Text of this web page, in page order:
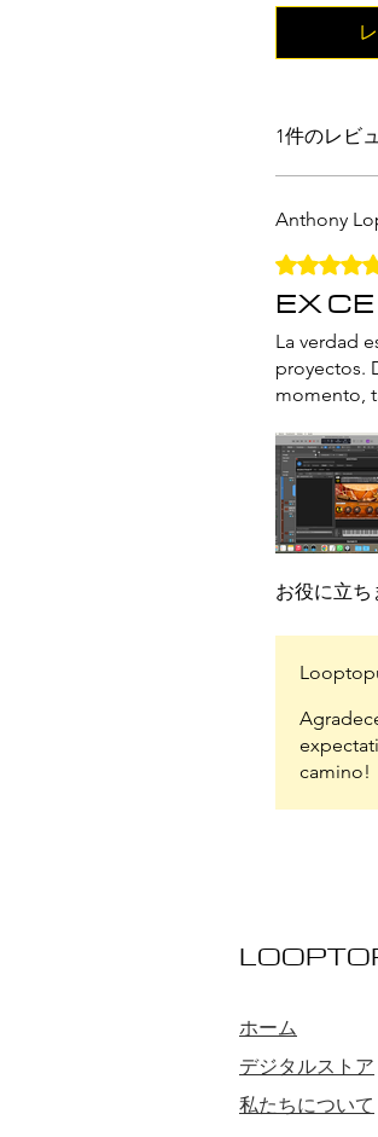
1件のレビ
Anthony
5つ星のう
EX
La verdad
proyectos.
momento,
お役に立ち
camino!
ホーム
デジタルストア
私たちについて